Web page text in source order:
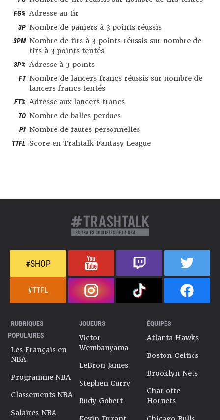
FG% Adresse au tir
3P Nombre de paniers à 3 points réussis
3PM Nombre de tirs à 3 points réussis sur nombre de
tirs à 3 points tentés
3P% Adresse à 3 points
FT Nombre de lancers francs réussis sur nombre de
lancers francs tentés
FT% Adresse aux lancers francs
TO Nombre de balles perdues
Pf Nombre de fautes personnelles
TTFL Score en Trahtalk Fantasy League
#SHOP
#TTFL
RUBRIQUES
POPULAIRES
Les Français en
NBA
Programme NBA
Classements NBA
Salaires NBA
JOUEURS
Victor
Wembanyama
LeBron James
Stephen Curry
Rudy Gobert
ÉQUIPES
Atlanta Hawks
Boston Celtics
Brooklyn Nets
Charlotte
Hornets